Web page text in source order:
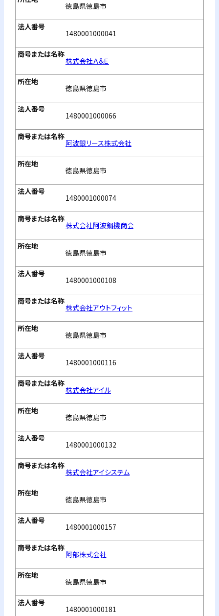
徳島県徳島市
1480001000041
株式会社Ａ＆Ｅ
徳島県徳島市
1480001000066
阿波銀リース株式会社
徳島県徳島市
1480001000074
株式会社阿波鋼機商会
徳島県徳島市
1480001000108
株式会社アウトフィット
徳島県徳島市
1480001000116
株式会社アイル
徳島県徳島市
1480001000132
株式会社アイシステム
徳島県徳島市
1480001000157
阿部株式会社
徳島県徳島市
1480001000181